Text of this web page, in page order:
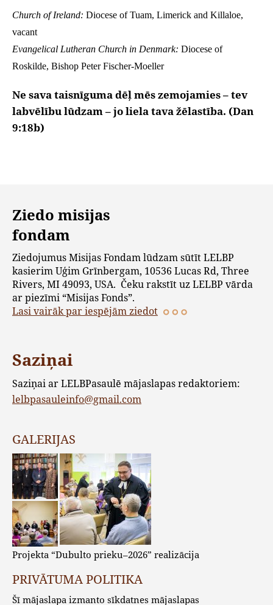
Church of Ireland: Diocese of Tuam, Limerick and Killaloe,
vacant
Evangelical Lutheran Church in Denmark: Diocese of
Roskilde, Bishop Peter Fischer-Moeller
Ne sava taisnīguma dēļ mēs zemojamies – tev
labvēlību lūdzam – jo liela tava žēlastība. (Dan
9:18b)
Ziedo misijas
fondam
Ziedojumus Misijas Fondam lūdzam sūtīt LELBP
kasierim Uģim Grīnbergam, 10536 Lucas Rd, Three
Rivers, MI 49093, USA. Čeku rakstīt uz LELBP vārda
ar piezīmi “Misijas Fonds”.
Lasi vairāk par iespējām ziedot
Saziņai
Saziņai ar LELBPasaulē mājaslapas redaktoriem:
lelbpasauleinfo@gmail.com
GALERIJAS
Projekta “Dubulto prieku–2026” realizācija
PRIVĀTUMA POLITIKA
Šī mājaslapa izmanto sīkdatnes mājaslapas